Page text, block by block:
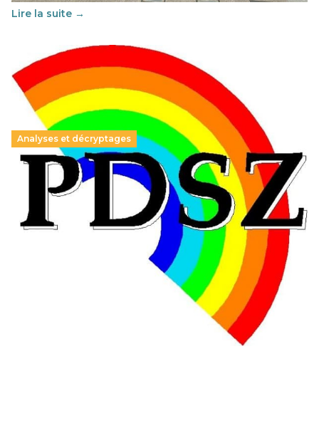
Lire la suite →
Analyses et décryptages
Hongrie : du changement pour les politiques
éducatives, aussi !
25 juin 2026
En Hongrie, le conservateur Peter Magyar et son parti
Tisza "Respect et liberté" ont remporté une large victoire,
contre le premier ministre sortant, Viktor Orban,…